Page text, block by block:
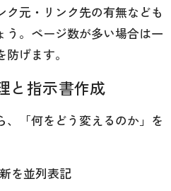
ク元・リンク先の有無なども
う。ページ数が多い場合は一
げます。
と指示書作成
、「何をどう変えるのか」を
を並列表記